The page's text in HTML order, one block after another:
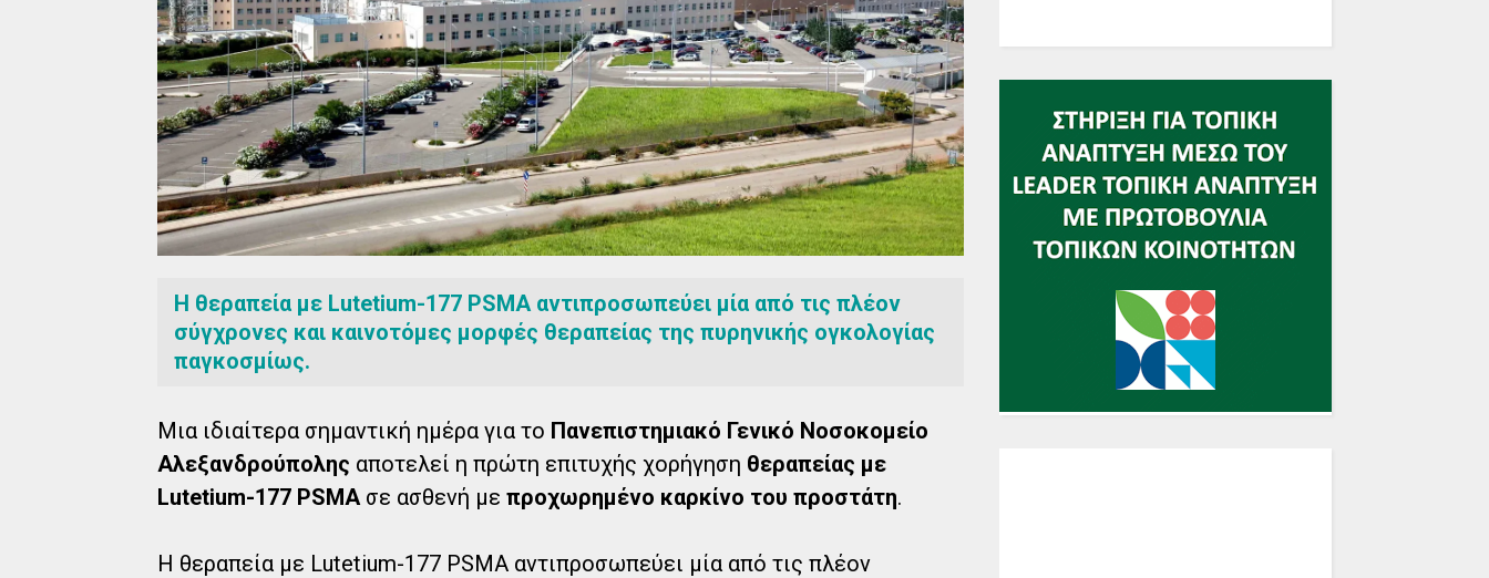
Η θεραπεία με Lutetium-177 PSMA αντιπροσωπεύει μία από τις πλέον
σύγχρονες και καινοτόμες μορφές θεραπείας της πυρηνικής ογκολογίας
παγκοσμίως.
Μια ιδιαίτερα σημαντική ημέρα για το Πανεπιστημιακό Γενικό Νοσοκομείο
Αλεξανδρούπολης αποτελεί η πρώτη επιτυχής χορήγηση θεραπείας με
Lutetium-177 PSMA σε ασθενή με προχωρημένο καρκίνο του προστάτη.
Η θεραπεία με Lutetium-177 PSMA αντιπροσωπεύει μία από τις πλέον